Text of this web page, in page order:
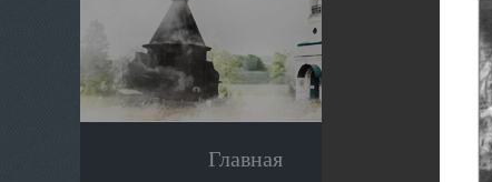
Главная Экскурсия